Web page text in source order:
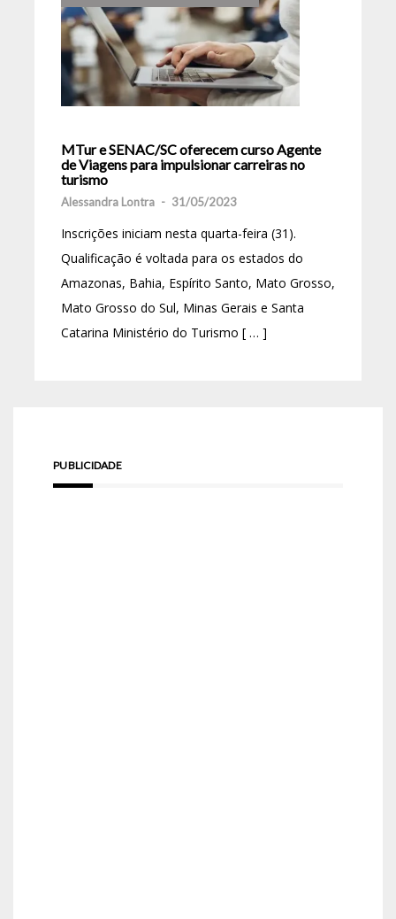
MTur e SENAC/SC oferecem curso Agente
de Viagens para impulsionar carreiras no
turismo
Alessandra Lontra - 31/05/2023
Inscrições iniciam nesta quarta-feira (31).
Qualificação é voltada para os estados do
Amazonas, Bahia, Espírito Santo, Mato Grosso,
Mato Grosso do Sul, Minas Gerais e Santa
Catarina Ministério do Turismo [ … ]
PUBLICIDADE